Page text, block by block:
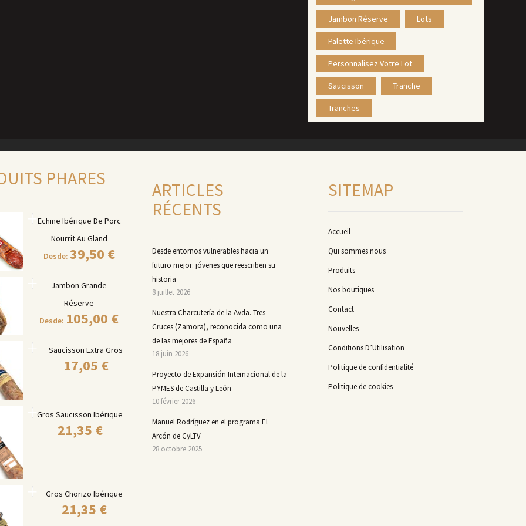
Jambon Réserve Lots
Palette Ibérique
Personnalisez Votre Lot
Saucisson Tranche
Tranches
PHARES
Echine Ibérique De Porc
Nourrit Au Gland
Desde: 39,50 €
Jambon Grande
Réserve
Desde: 105,00 €
Saucisson Extra Gros
17,05 €
Gros Saucisson Ibérique
21,35 €
Gros Chorizo Ibérique
21,35 €
ARTICLES
RÉCENTS
Desde entornos vulnerables hacia un
futuro mejor: jóvenes que reescriben su
historia
8 juillet 2026
Nuestra Charcutería de la Avda. Tres
Cruces (Zamora), reconocida como una
de las mejores de España
18 juin 2026
Proyecto de Expansión Internacional de la
PYMES de Castilla y León
10 février 2026
Manuel Rodríguez en el programa El
Arcón de CyLTV
28 octobre 2025
SITEMAP
Accueil
Qui sommes nous
Produits
Nos boutiques
Contact
Nouvelles
Conditions D’Utilisation
Politique de confidentialité
Politique de cookies